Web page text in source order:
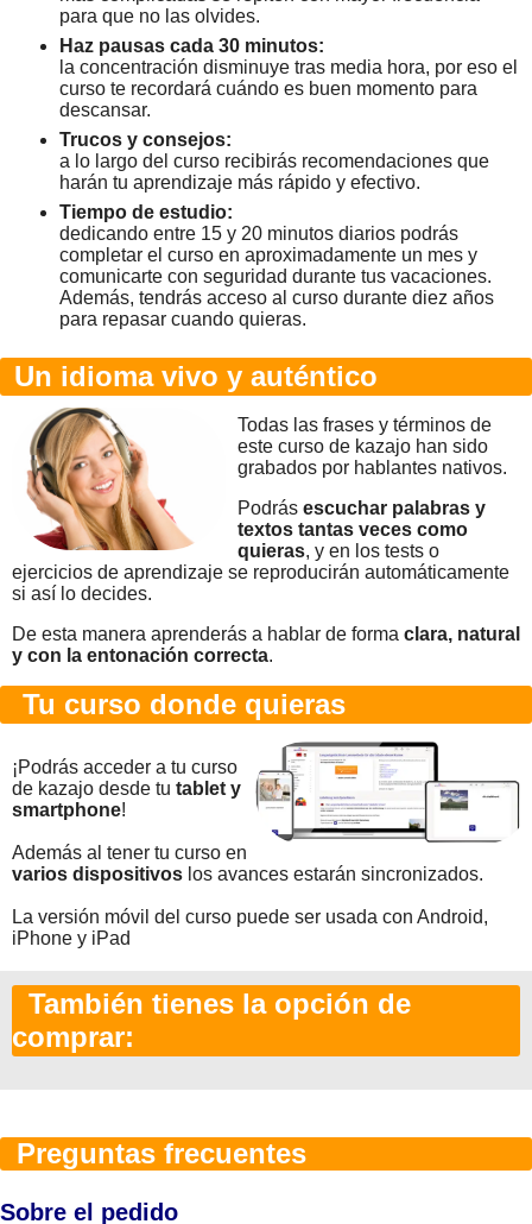
para que no las olvides.
Haz pausas cada 30 minutos:
la concentración disminuye tras media hora, por eso el
curso te recordará cuándo es buen momento para
descansar.
Trucos y consejos:
a lo largo del curso recibirás recomendaciones que
harán tu aprendizaje más rápido y efectivo.
Tiempo de estudio:
dedicando entre 15 y 20 minutos diarios podrás
completar el curso en aproximadamente un mes y
comunicarte con seguridad durante tus vacaciones.
Además, tendrás acceso al curso durante diez años
para repasar cuando quieras.
Un idioma vivo y auténtico
Todas las frases y términos de
este curso de kazajo han sido
grabados por hablantes nativos.
Podrás escuchar palabras y
textos tantas veces como
quieras, y en los tests o
ejercicios de aprendizaje se reproducirán automáticamente
si así lo decides.
De esta manera aprenderás a hablar de forma clara, natural
y con la entonación correcta.
Tu curso donde quieras
¡Podrás acceder a tu curso
de kazajo desde tu tablet y
smartphone!
Además al tener tu curso en
varios dispositivos los avances estarán sincronizados.
La versión móvil del curso puede ser usada con Android,
iPhone y iPad
También tienes la opción de
comprar:
Preguntas frecuentes
Sobre el pedido